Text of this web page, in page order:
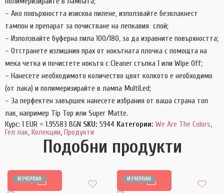
– Ако повърхността изисква пилене, използвайте безвлакнест
тампон и препарат за почистване на лепкавия слой;
– Използвайте буферна пила 100/180, за да изравните повърхността;
– Отстранете излишния прах от нокътната плочка с помощта на
мека четка и почистете нокътя с Cleaner стъпка 1 или Wipe Off;
– Нанесете необходимото количество цвят колкото е необходимо
(от лака) и полимеризирайте в лампа MultiLed;
– За перфектен завършек нанесете избрания от ваша страна топ
лак, например Tip Top или Super Matte.
Курс: 1 EUR = 1.95583 BGN SKU: 5944 Категории: We Are The Colors,
Гел лак, Колекции, Продукти
Подобни продукти
ИЗЧЕРПАН
ОЩЕ ИЗЧЕРПАН
ОЩЕ